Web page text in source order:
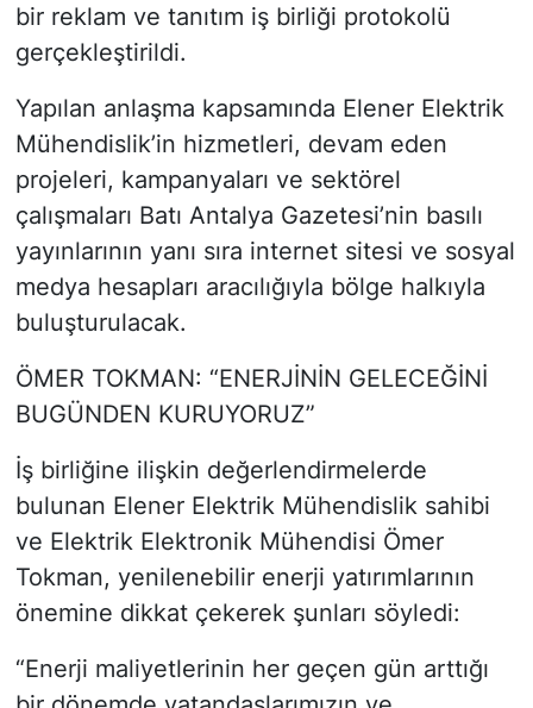
bir reklam ve tanıtım iş birliği protokolü
gerçekleştirildi.
Yapılan anlaşma kapsamında Elener Elektrik
Mühendislik’in hizmetleri, devam eden
projeleri, kampanyaları ve sektörel
çalışmaları Batı Antalya Gazetesi’nin basılı
yayınlarının yanı sıra internet sitesi ve sosyal
medya hesapları aracılığıyla bölge halkıyla
buluşturulacak.
ÖMER TOKMAN: “ENERJİNİN GELECEĞİNİ
BUGÜNDEN KURUYORUZ”
İş birliğine ilişkin değerlendirmelerde
bulunan Elener Elektrik Mühendislik sahibi
ve Elektrik Elektronik Mühendisi Ömer
Tokman, yenilenebilir enerji yatırımlarının
önemine dikkat çekerek şunları söyledi:
“Enerji maliyetlerinin her geçen gün arttığı